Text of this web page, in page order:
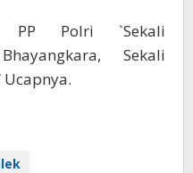
PP Polri `Sekali
Sekali
Ucapnya.